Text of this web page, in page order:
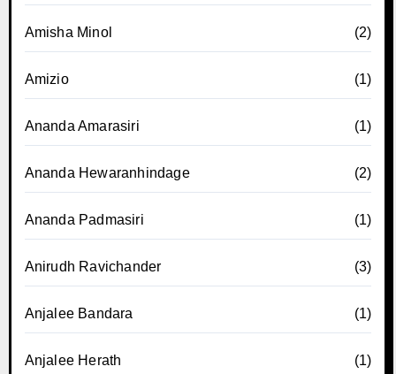
Amisha Minol (2)
Amizio (1)
Ananda Amarasiri (1)
Ananda Hewaranhindage (2)
Ananda Padmasiri (1)
Anirudh Ravichander (3)
Anjalee Bandara (1)
Anjalee Herath (1)